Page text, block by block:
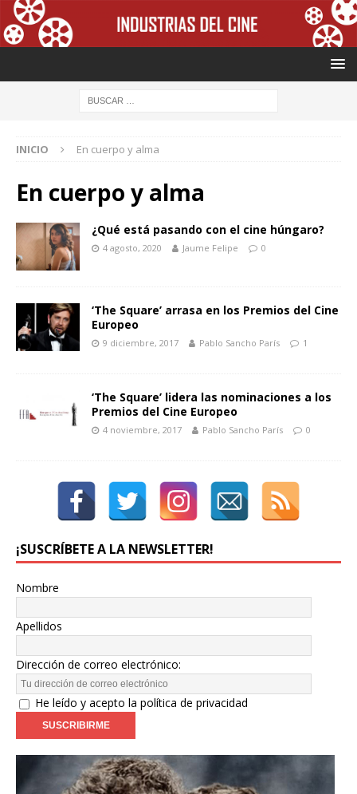
INICIO En cuerpo y alma
En cuerpo y alma
¿Qué está pasando con el cine húngaro?
4 agosto, 2020 Jaume Felipe 0
‘The Square’ arrasa en los Premios del Cine
Europeo
9 diciembre, 2017 Pablo Sancho París 1
‘The Square’ lidera las nominaciones a los
Premios del Cine Europeo
4 noviembre, 2017 Pablo Sancho París 0
¡SUSCRÍBETE A LA NEWSLETTER!
Nombre
Apellidos
Dirección de correo electrónico:
He leído y acepto la política de privacidad